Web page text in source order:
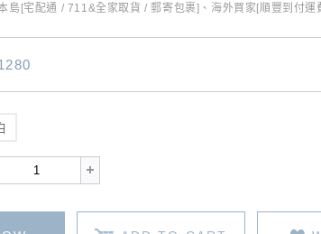
島[宅配通 / 711&全家取貨 / 郵寄包裹]、海外買家[順豐到付運